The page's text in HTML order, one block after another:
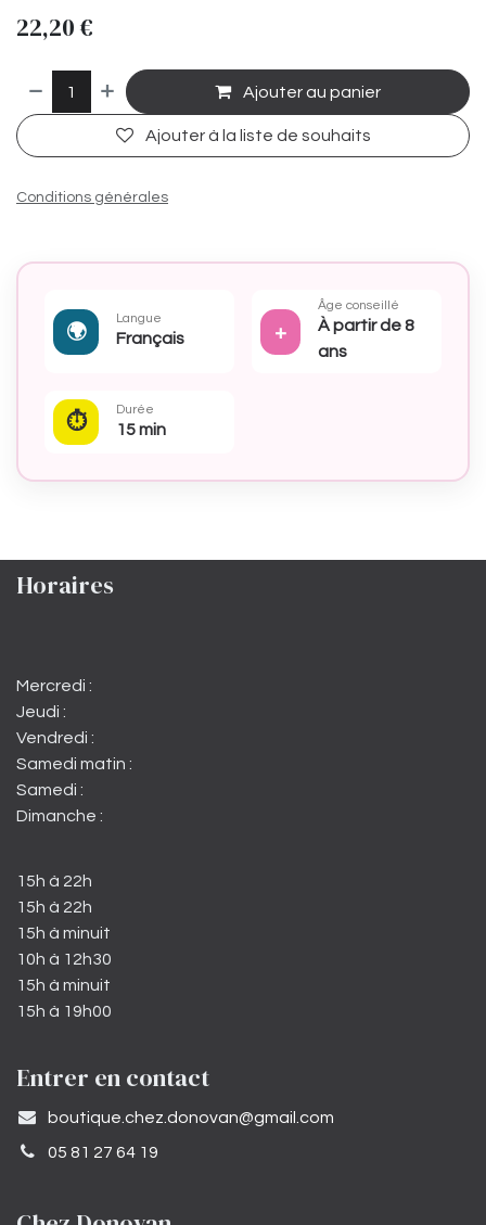
22,20 €
Ajouter au panier
Ajouter à la liste de souhaits
Conditions générales
🌍
Langue
Français +
Âge conseillé
À partir de 8
ans
⏱
Durée
15 min
Horaires
Mercredi :
Jeudi :
Vendredi :
Samedi matin :
Samedi :
Dimanche :
15h à 22h
15h à 22h
15h à minuit
10h à 12h30
15h à minuit
15h à 19h00
Entrer en contact
​boutique.chez.donovan@gmail.com​
05 81 27 64 19